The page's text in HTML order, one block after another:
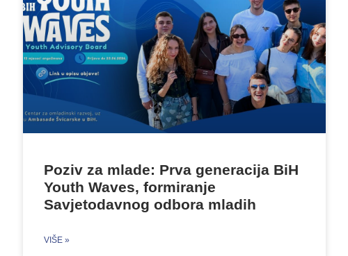
Poziv za mlade: Prva generacija BiH
Youth Waves, formiranje
Savjetodavnog odbora mladih
VIŠE »